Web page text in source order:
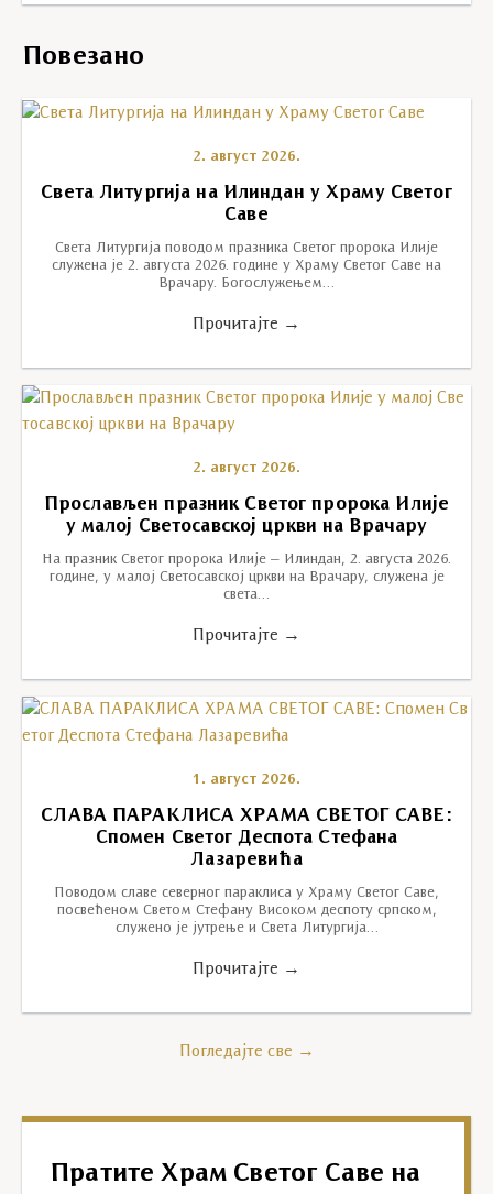
Повезано
2. август 2026.
Света Литургија на Илиндан у Храму Светог
Саве
Света Литургија поводом празника Светог пророка Илије
служена је 2. августа 2026. године у Храму Светог Саве на
Врачару. Богослужењем…
Прочитајте →
2. август 2026.
Прослављен празник Светог пророка Илије
у малој Светосавској цркви на Врачару
На празник Светог пророка Илије – Илиндан, 2. августа 2026.
године, у малој Светосавској цркви на Врачару, служена је
света…
Прочитајте →
1. август 2026.
СЛАВА ПАРАКЛИСА ХРАМА СВЕТОГ САВЕ:
Спомен Светог Деспота Стефана
Лазаревића
Поводом славе северног параклиса у Храму Светог Саве,
посвећеном Светом Стефану Високом деспоту српском,
служено је јутрење и Света Литургија…
Прочитајте →
Погледајте све →
Пратите Храм Светог Саве на